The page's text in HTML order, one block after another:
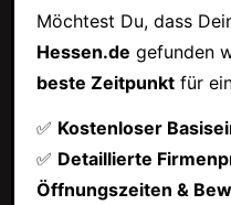
Möchtest Du, dass
Hessen.de gefunden
beste Zeitpunktfür
✅ Kostenloser
✅ Detaillierte
Öffnungszeiten &